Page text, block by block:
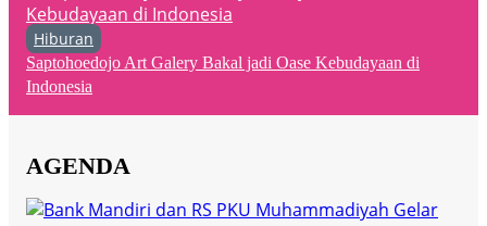
Hiburan
Saptohoedojo Art Galery Bakal jadi Oase Kebudayaan di
Indonesia
AGENDA